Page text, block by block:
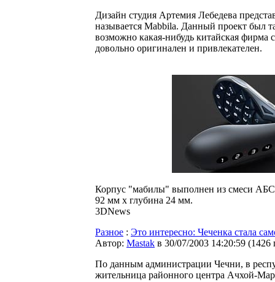
Дизайн студия Артемия Лебедева
называется Mabbila. Данный проект был
возможно какая-нибудь китайская фирма
довольно оригинален и привлекателен.
Корпус "мабилы" выполнен из смеси
92 мм x глубина 24 мм.
3DNews
Разное : Это интересно: Чеченка стала
Автор: Мastak в 30/07/2003 14:20:59 (1426
По данным администрации Чечни, в
жительница районного центра Ачхой-